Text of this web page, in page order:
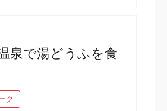
泉で湯どうふを食
ク